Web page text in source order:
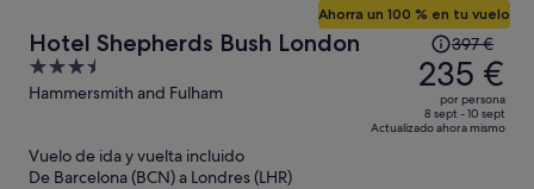
Hotel Shepherds Bush London
3.5
out
Hammersmith and Fulham
Ahorra un 100 % en tu vuelo
El
precio
era
de
397 €,
397 €
235 €
por persona
8 sept - 10 sept
Actualizado ahora mismo
Vuelo de ida y vuelta incluido
De Barcelona (BCN) a Londres (LHR)